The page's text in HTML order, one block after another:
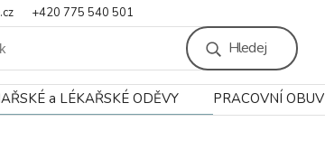
+420 775 540 501
Hledej
a LÉKAŘSKÉ ODĚVY PRACOVNÍ OBUV